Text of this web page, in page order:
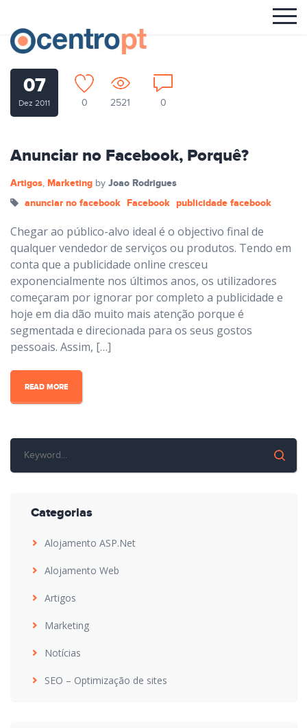
07
Dez 2011 0 2521 0
Anunciar no Facebook, Porquê?
Artigos, Marketing by Joao Rodrigues
anunciar no facebook Facebook publicidade facebook
Chegar ao público-alvo ideal é o objectivo final de
qualquer vendedor de serviços ou produtos. Tendo em
conta que a publicidade online cresceu
exponencialmente nos últimos anos, os utilizadores
começaram por ignorar por completo a publicidade e
hoje em dia dão muito mais atenção porque é
segmentada e direcionada para os seus gostos
pessoais. Assim, […]
READ MORE
Categorias
Alojamento ASP.Net
Alojamento Web
Artigos
Marketing
Notícias
SEO – Optimização de sites